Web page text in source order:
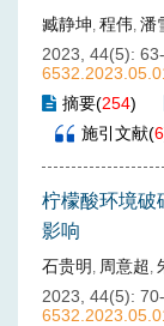
臧静坤, 程伟, 潘
2023, 44(5): 63-
摘要(254)
施引文献(6
柠檬酸环境破
影响
石贵明 , 周意超 ,
2023, 44(5):